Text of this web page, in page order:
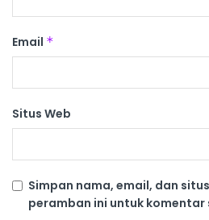
Email *
Situs Web
Simpan nama, email, dan
peramban ini untuk komentar